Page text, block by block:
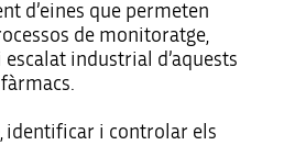
d’eines que permeten
de monitoratge,
industrial d’aquests
fàrmacs.
identificar i controlar els